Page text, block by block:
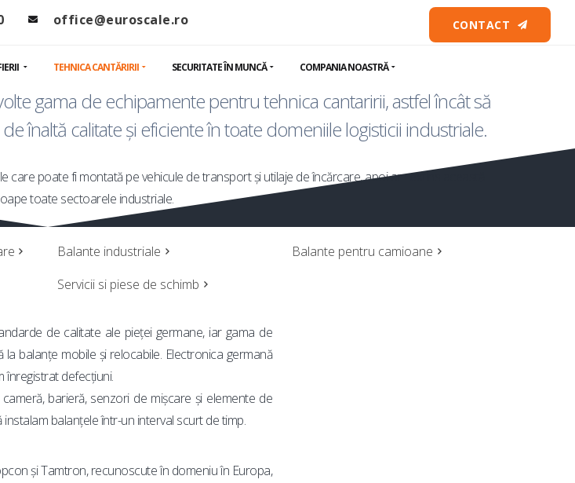
office@euroscale.ro CONTACT
TEHNICA CANTĂRIRII SECURITATE ÎN MUNCĂ COMPANIA NOASTRĂ
cantăririi
gama de echipamente pentru tehnica cantaririi, astfel încât să
înaltă calitate și eficiente în toate domeniile logisticii industriale.
care poate fi montată pe vehicule de transport și utilaje de încărcare, apoi am extins această
toate sectoarele industriale.
Balante industriale
Balante pentru camioane
Servicii si piese de schimb
de calitate ale pieței germane, iar gama de
balanțe mobile și relocabile. Electronica germană
înregistrat defecțiuni.
barieră, senzori de mișcare și elemente de
balanțele într-un interval scurt de timp.
și Tamtron, recunoscute în domeniu în Europa,